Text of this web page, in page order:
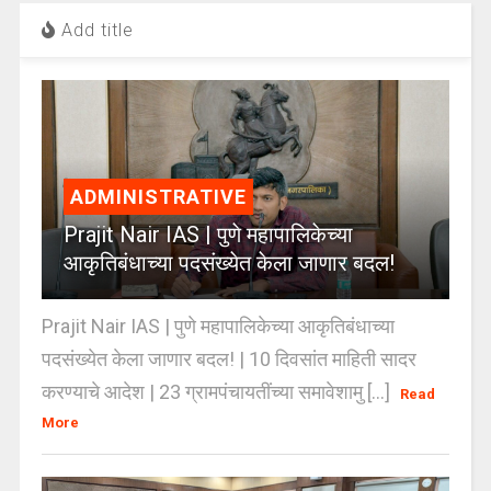
Add title
ADMINISTRATIVE
Prajit Nair IAS | पुणे महापालिकेच्या
आकृतिबंधाच्या पदसंख्येत केला जाणार बदल!
Prajit Nair IAS | पुणे महापालिकेच्या आकृतिबंधाच्या
पदसंख्येत केला जाणार बदल! | 10 दिवसांत माहिती सादर
करण्याचे आदेश | 23 ग्रामपंचायतींच्या समावेशामु [...]
Read
More